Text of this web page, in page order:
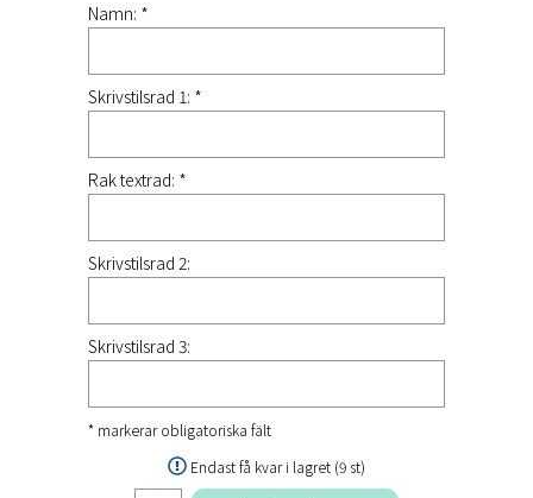
Namn: *
Skrivstilsrad 1: *
Rak textrad: *
Skrivstilsrad 2:
Skrivstilsrad 3:
* markerar obligatoriska fält
Endast få kvar i lagret (9 st)